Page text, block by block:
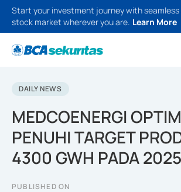
Start your investment journey with
stock market wherever you are. Learn More
DAILY NEWS
MEDCOENERGI
PENUHI TARGET
4300 GWH PADA 2025
PUBLISHED ON